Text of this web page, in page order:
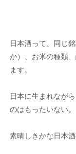
日本酒って、同じ
か）、お米の種類
ます。
日本に生まれなが
のはもったいない。
素晴しきかな日本酒